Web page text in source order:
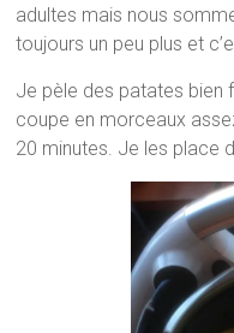
adultes mais nous
toujours un peu plus et
Je pèle des patates bien
coupe en morceaux
20 minutes. Je les place